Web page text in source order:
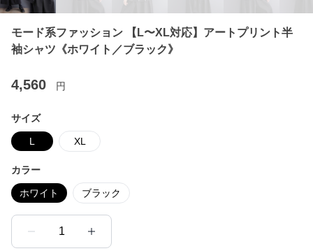
モード系ファッション 【L〜XL対応】アートプリント半
袖シャツ《ホワイト／ブラック》
4,560 円
サイズ
L XL
カラー
ホワイト ブラック
1